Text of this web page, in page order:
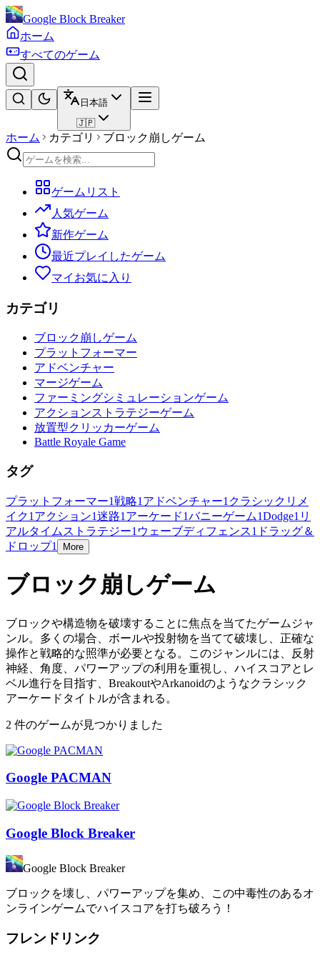
Google Block Breaker
ホーム
すべてのゲーム
日本語
🇯🇵
ホーム カテゴリ ブロック崩しゲーム
ゲームリスト
人気ゲーム
新作ゲーム
最近プレイしたゲーム
マイお気に入り
カテゴリ
ブロック崩しゲーム
プラットフォーマー
アドベンチャー
マージゲーム
ファーミングシミュレーションゲーム
アクションストラテジーゲーム
放置型クリッカーゲーム
Battle Royale Game
タグ
プラットフォーマー1戦略1 アドベンチャー1 クラシックリメ
イク1 アクション1迷路1 アーケード1バニーゲーム1Dodge1 リ
アルタイムストラテジー1 ウェーブディフェンス1 ドラッグ＆
ドロップ1 More
ブロック崩しゲーム
ブロックや構造物を破壊することに焦点を当てたゲームジャ
ンル。多くの場合、ボールや投射物を当てて破壊し、正確な
操作と戦略的な照準が必要となる。このジャンルには、反射
神経、角度、パワーアップの利用を重視し、ハイスコアとレ
ベル進行を目指す、BreakoutやArkanoidのようなクラシック
アーケードタイトルが含まれる。
2 件のゲームが見つかりました
Google PACMAN
Google Block Breaker
Google Block Breaker
ブロックを壊し、パワーアップを集め、この中毒性のあるオ
ンラインゲームでハイスコアを打ち破ろう！
フレンドリンク